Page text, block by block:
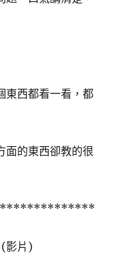
東西都看一看，都
面的東西卻教的很
影片)